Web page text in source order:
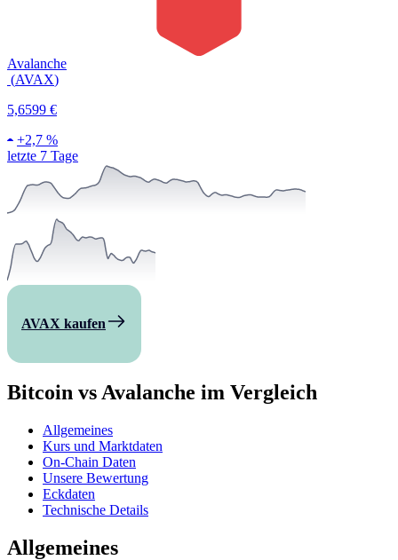
Avalanche
(AVAX)
5,6599 €
+2,7 %
letzte 7 Tage
AVAX kaufen
Bitcoin vs Avalanche im Vergleich
Allgemeines
Kurs und Marktdaten
On-Chain Daten
Unsere Bewertung
Eckdaten
Technische Details
Allgemeines